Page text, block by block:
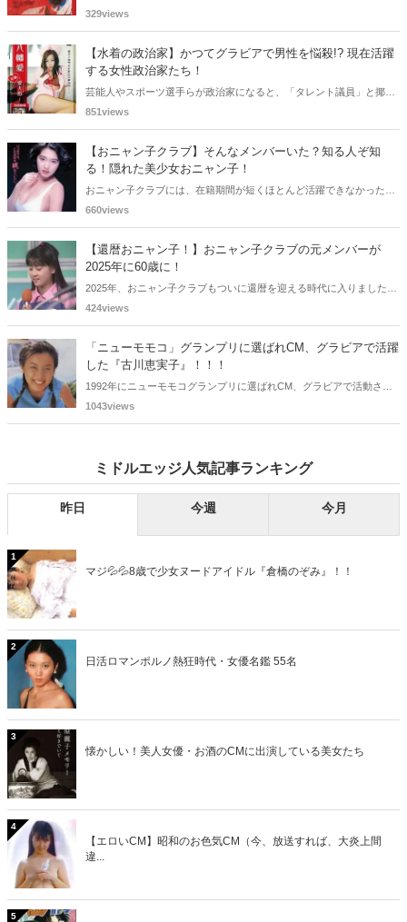
ジャン＝リュック・ゴダール。アンナ・カリーナ、ジャン＝ポール・
をご紹介します。
329views
【水着の政治家】かつてグラビアで男性を悩殺!? 現在活躍
する女性政治家たち！
芸能人やスポーツ選手らが政治家になると、「タレント議員」と揶揄
されることがありますが、同時に、"タレントとしての活躍" が再注目
わどいショットで多くの男性を魅了した女性も!? 今回は、そんなグラ
ビアで活躍した女性政治家6名をご紹介します。
851views
【おニャン子クラブ】そんなメンバーいた？知る人ぞ知
る！隠れた美少女おニャン子！
おニャン子クラブには、在籍期間が短くほとんど活躍できなかったも
のの、知る人ぞ知る "美少女おニャン子" がいました。それも、強制的
子まで様々です。今回は、筆者の独断と偏見で、4人の "隠れ美少女お
ニャン子" をご紹介します。
660views
【還暦おニャン子！】おニャン子クラブの元メンバーが
2025年に60歳に！
2025年、おニャン子クラブもついに還暦を迎える時代に入りました。
おニャン子クラブの元メンバーは全員が昭和40年代生まれで、そのう
れ）の二人です。しかも、この二人には年齢以外の共通点もありま
す。さて、誰と誰でしょうか？
424views
「ニューモモコ」グランプリに選ばれCM、グラビアで活躍
した『古川恵実子』！！！
1992年にニューモモコグランプリに選ばれCM、グラビアで活動され
ていた古川恵実子さん。2010年3月頃まではラジオDJを担当されてい
1043views
ミドルエッジ人気記事ランキング
昨日 今週 今月
1
マジ💦💦8歳で少女ヌードアイドル『倉橋のぞみ』！！
2
日活ロマンポルノ熱狂時代・女優名鑑 55名
3
懐かしい！美人女優・お酒のCMに出演している美女たち
4
【エロいCM】昭和のお色気CM（今、放送すれば、大炎上間
違...
5